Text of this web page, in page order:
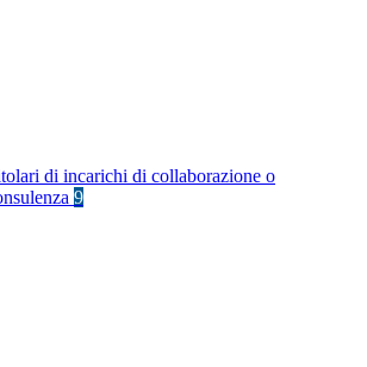
di incarichi di collaborazione o
9